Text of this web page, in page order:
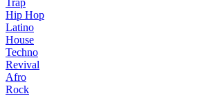
Trap
Hip Hop
Latino
House
Techno
Revival
Afro
Rock